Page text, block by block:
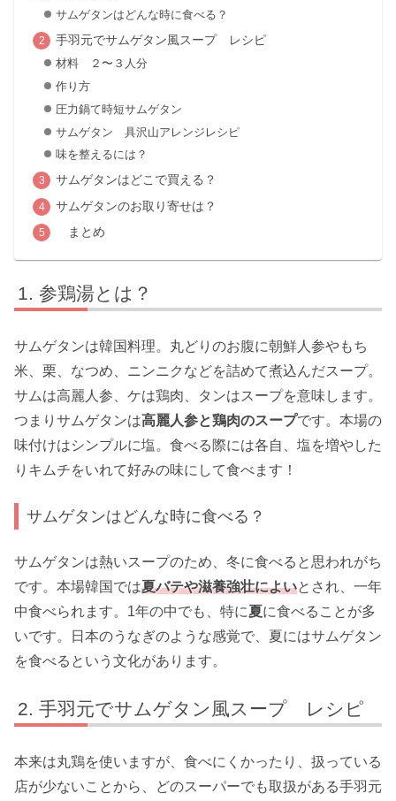
サムゲタンはどんな時に食べる？
手羽元でサムゲタン風スープ レシピ
材料 ２〜３人分
作り方
圧力鍋て時短サムゲタン
サムゲタン 具沢山アレンジレシピ
味を整えるには？
サムゲタンはどこで買える？
サムゲタンのお取り寄せは？
まとめ
参鶏湯とは？
サムゲタンは韓国料理。丸どりのお腹に朝鮮人参やもち
米、栗、なつめ、ニンニクなどを詰めて煮込んだスープ。
サムは高麗人参、ケは鶏肉、タンはスープを意味します。
つまりサムゲタンは高麗人参と鶏肉のスープです。本場の
味付けはシンプルに塩。食べる際には各自、塩を増やした
りキムチをいれて好みの味にして食べます！
サムゲタンはどんな時に食べる？
サムゲタンは熱いスープのため、冬に食べると思われがち
です。本場韓国では夏バテや滋養強壮によいとされ、一年
中食べられます。1年の中でも、特に夏に食べることが多
いです。日本のうなぎのような感覚で、夏にはサムゲタン
を食べるという文化があります。
手羽元でサムゲタン風スープ レシピ
本来は丸鶏を使いますが、食べにくかったり、扱っている
店が少ないことから、どのスーパーでも取扱がある手羽元